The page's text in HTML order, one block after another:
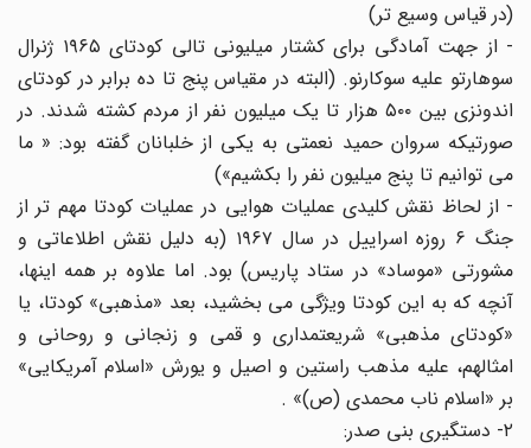
(در قیاس وسیع تر)
- از جهت آمادگی برای کشتار میلیونی تالی کودتای ۱۹۶۵ ژنرال
سوهارتو علیه سوکارنو. (البته در مقیاس پنج تا ده برابر در کودتای
اندونزی بین ۵۰۰ هزار تا یک میلیون نفر از مردم کشته شدند. در
صورتیکه سروان حمید نعمتی به یکی از خلبانان گفته بود: « ما
می توانیم تا پنج میلیون نفر را بکشیم»)
- از لحاظ نقش کلیدی عملیات هوایی در عملیات کودتا مهم تر از
جنگ ۶ روزه اسراییل در سال ۱۹۶۷ (به دلیل نقش اطلاعاتی و
مشورتی «موساد» در ستاد پاریس) بود. اما علاوه بر همه اینها،
آنچه که به این کودتا ویژگی می بخشید، بعد «مذهبی» کودتا، یا
«کودتای مذهبی» شریعتمداری و قمی و زنجانی و روحانی و
امثالهم، علیه مذهب راستین و اصیل و یورش «اسلام آمریکایی»
بر «اسلام ناب محمدی (ص)» .